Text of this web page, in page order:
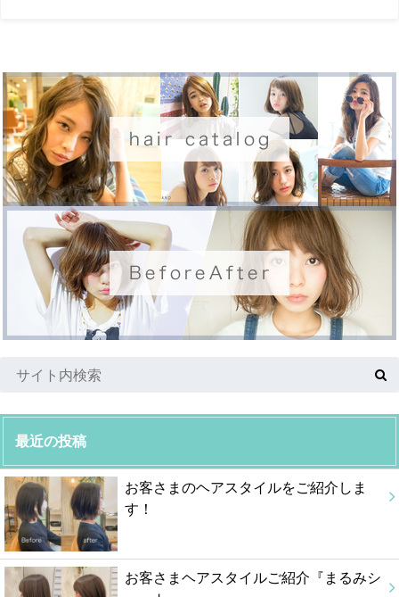
最近の投稿
お客さまのヘアスタイルをご紹介しま
す！
お客さまヘアスタイルご紹介『まるみシ